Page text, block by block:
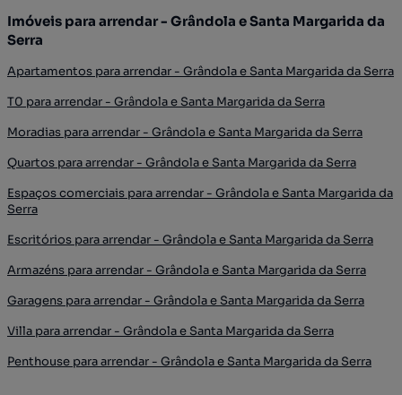
Imóveis para arrendar - Grândola e Santa Margarida da
Serra
Apartamentos para arrendar - Grândola e Santa Margarida da Serra
T0 para arrendar - Grândola e Santa Margarida da Serra
Moradias para arrendar - Grândola e Santa Margarida da Serra
Quartos para arrendar - Grândola e Santa Margarida da Serra
Espaços comerciais para arrendar - Grândola e Santa Margarida da
Serra
Escritórios para arrendar - Grândola e Santa Margarida da Serra
Armazéns para arrendar - Grândola e Santa Margarida da Serra
Garagens para arrendar - Grândola e Santa Margarida da Serra
Villa para arrendar - Grândola e Santa Margarida da Serra
Penthouse para arrendar - Grândola e Santa Margarida da Serra